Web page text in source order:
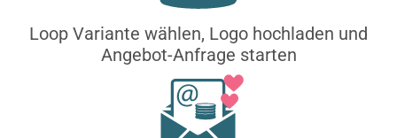
Loop Variante wählen, Logo hochladen und
Angebot-Anfrage starten